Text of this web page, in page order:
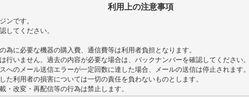
利用上の注意事項
ンです。
してください。
為に必要な機器の購入費、通信費等は利用者負担となります。
行いません。過去の内容が必要な場合は、バックナンバーを確認してください。
へのメール送信エラーが一定回数に達した場合、メールの送信は停止されます。
た利用者の損害については一切の責任を負わないものとします。
・改変・再配信等の行為は禁止します。